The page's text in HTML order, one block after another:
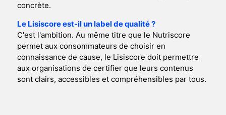
concrète.
Le Lisiscore est-il un label de qualité ?
C'est l'ambition. Au même titre que le Nutriscore
permet aux consommateurs de choisir en
connaissance de cause, le Lisiscore doit permettre
aux organisations de certifier que leurs contenus
sont clairs, accessibles et compréhensibles par tous.